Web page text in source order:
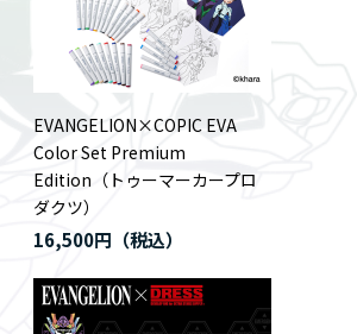
EVANGELION×COPIC EVA
Color Set Premium
Edition（トゥーマーカープロ
ダクツ）
16,500円